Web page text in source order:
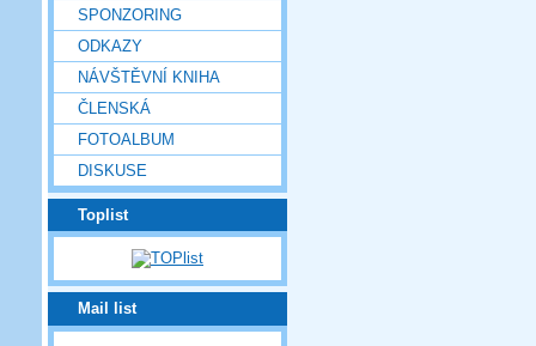
SPONZORING
ODKAZY
NÁVŠTĚVNÍ KNIHA
ČLENSKÁ
FOTOALBUM
DISKUSE
Toplist
Mail list